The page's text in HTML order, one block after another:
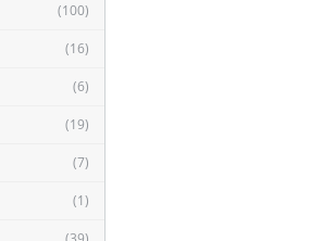
(100)
(16)
(6)
(19)
(7)
(1)